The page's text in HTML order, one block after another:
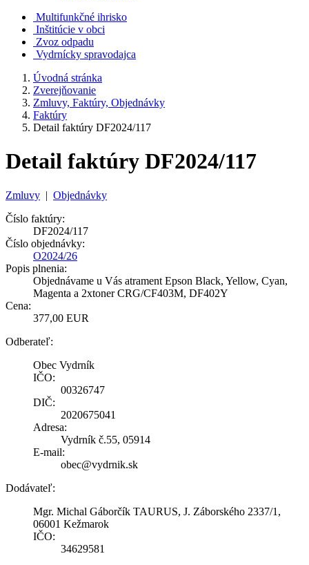
Multifunkčné ihrisko
Inštitúcie v obci
Zvoz odpadu
Vydrnícky spravodajca
Úvodná stránka
Zverejňovanie
Zmluvy, Faktúry, Objednávky
Faktúry
Detail faktúry DF2024/117
Detail faktúry DF2024/117
Zmluvy | Objednávky
Číslo faktúry:
DF2024/117
Číslo objednávky:
O2024/26
Popis plnenia:
Objednávame u Vás atrament Epson Black, Yellow, Cyan,
Magenta a 2xtoner CRG/CF403M, DF402Y
Cena:
377,00 EUR
Odberateľ:
Obec Vydrník
IČO:
00326747
DIČ:
2020675041
Adresa:
Vydrník č.55, 05914
E-mail:
obec@vydrnik.sk
Dodávateľ:
Mgr. Michal Gáborčík TAURUS, J. Záborského 2337/1,
06001 Kežmarok
IČO:
34629581